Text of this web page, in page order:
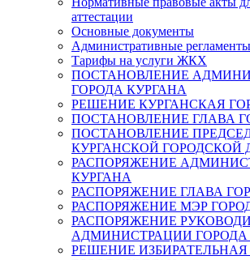
аттестации
Основные документы
Административные регламенты
Тарифы на услуги ЖКХ
ПОСТАНОВЛЕНИЕ
ГОРОДА КУРГАНА
РЕШЕНИЕ КУРГАНСКАЯ
ПОСТАНОВЛЕНИЕ ГЛАВА
ПОСТАНОВЛЕНИЕ
КУРГАНСКОЙ ГОРОДСКОЙ
РАСПОРЯЖЕНИЕ
КУРГАНА
РАСПОРЯЖЕНИЕ ГЛАВА
РАСПОРЯЖЕНИЕ МЭР
РАСПОРЯЖЕНИЕ
АДМИНИСТРАЦИИ ГОРОДА
РЕШЕНИЕ